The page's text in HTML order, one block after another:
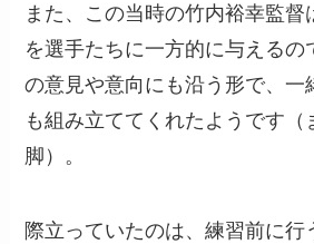
また、この当時の竹内裕幸監督
を選手たちに一方的に与えるの
の意見や意向にも沿う形で、一
も組み立ててくれたようです（
脚）。
際立っていたのは、練習前に行